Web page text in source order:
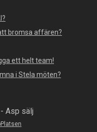
bromsa affären?
ett helt team!
i Stela möten?
Asp sälj